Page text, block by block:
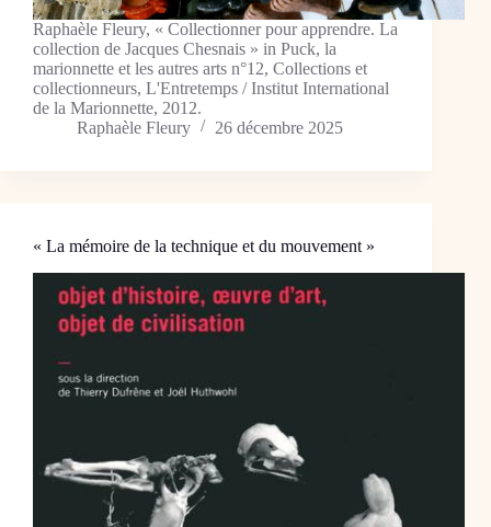
Raphaèle Fleury, « Collectionner pour apprendre. La
collection de Jacques Chesnais » in Puck, la
marionnette et les autres arts n°12, Collections et
collectionneurs, L'Entretemps / Institut International
de la Marionnette, 2012.
Raphaèle Fleury
26 décembre 2025
« La mémoire de la technique et du mouvement »